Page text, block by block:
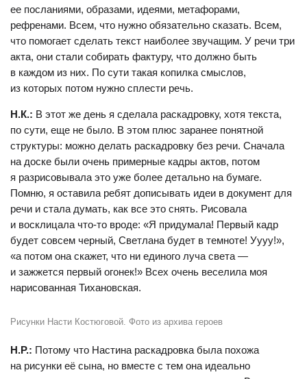
ее посланиями, образами, идеями, метафорами,
рефренами. Всем, что нужно обязательно сказать. Всем,
что помогает сделать текст наиболее звучащим. У речи три
акта, они стали собирать фактуру, что должно быть
в каждом из них. По сути такая копилка смыслов,
из которых потом нужно сплести речь.
Н.К.: В этот же день я сделала раскадровку, хотя текста,
по сути, еще не было. В этом плюс заранее понятной
структуры: можно делать раскадровку без речи. Сначала
на доске были очень примерные кадры актов, потом
я разрисовывала это уже более детально на бумаге.
Помню, я оставила ребят дописывать идеи в документ для
речи и стала думать, как все это снять. Рисовала
и восклицала что-то вроде: «Я придумала! Первый кадр
будет совсем черный, Светлана будет в темноте! Уууу!»,
«а потом она скажет, что ни единого луча света —
и зажжется первый огонек!» Всех очень веселила моя
нарисованная Тихановская.
Рисунки Насти Костюговой. Фото из архива героев
Н.Р.: Потому что Настина раскадровка была похожа
на рисунки её сына, но вместе с тем она идеально